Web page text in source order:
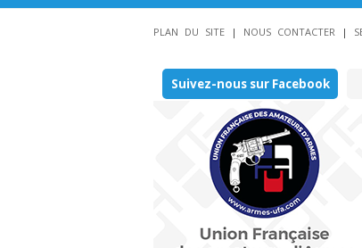
PLAN DU SITE | NOUS CONTACTER |
Suivez-nous sur Facebook